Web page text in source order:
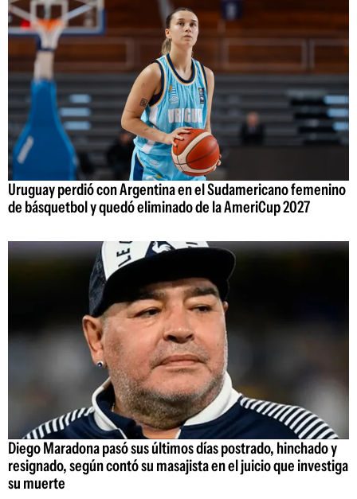
Uruguay perdió con Argentina en el Sudamericano femenino
de básquetbol y quedó eliminado de la AmeriCup 2027
Diego Maradona pasó sus últimos días postrado, hinchado y
resignado, según contó su masajista en el juicio que investiga
su muerte